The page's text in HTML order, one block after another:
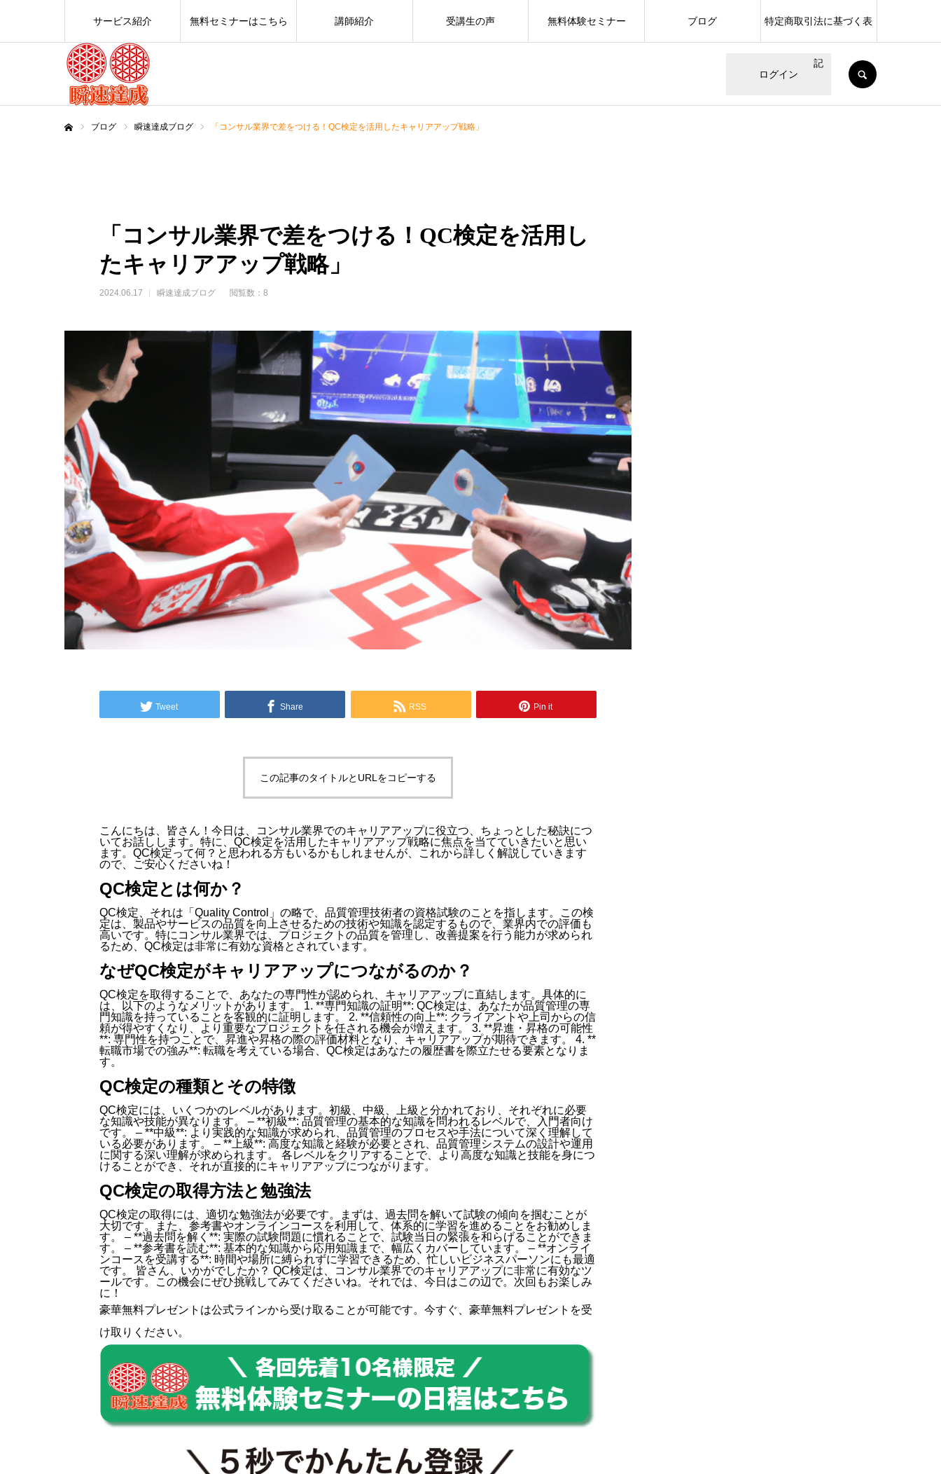
ログイン
サービス紹介 無料セミナーはこちら 講師紹介 受講生の声 無料体験セミナー ブログ 特定商取引法に基づく表
記
ブログ 瞬速達成ブログ 「コンサル業界で差をつける！QC検定を活用したキャリアアップ戦略」
「コンサル業界で差をつける！QC検定を活用し
たキャリアアップ戦略」
2024.06.17 瞬速達成ブログ 閲覧数：8
Tweet Share RSS Pin it
この記事のタイトルとURLをコピーする
こんにちは、皆さん！今日は、コンサル業界でのキャリアアップに役立つ、ちょっとした秘訣につ
いてお話しします。特に、QC検定を活用したキャリアアップ戦略に焦点を当てていきたいと思い
ます。QC検定って何？と思われる方もいるかもしれませんが、これから詳しく解説していきます
ので、ご安心くださいね！
QC検定とは何か？
QC検定、それは「Quality Control」の略で、品質管理技術者の資格試験のことを指します。この検
定は、製品やサービスの品質を向上させるための技術や知識を認定するもので、業界内での評価も
高いです。特にコンサル業界では、プロジェクトの品質を管理し、改善提案を行う能力が求められ
るため、QC検定は非常に有効な資格とされています。
なぜQC検定がキャリアアップにつながるのか？
QC検定を取得することで、あなたの専門性が認められ、キャリアアップに直結します。具体的に
は、以下のようなメリットがあります。 1. **専門知識の証明**: QC検定は、あなたが品質管理の専
門知識を持っていることを客観的に証明します。 2. **信頼性の向上**: クライアントや上司からの信
頼が得やすくなり、より重要なプロジェクトを任される機会が増えます。 3. **昇進・昇格の可能性
**: 専門性を持つことで、昇進や昇格の際の評価材料となり、キャリアアップが期待できます。 4. **
転職市場での強み**: 転職を考えている場合、QC検定はあなたの履歴書を際立たせる要素となりま
す。
QC検定の種類とその特徴
QC検定には、いくつかのレベルがあります。初級、中級、上級と分かれており、それぞれに必要
な知識や技能が異なります。 – **初級**: 品質管理の基本的な知識を問われるレベルで、入門者向け
です。 – **中級**: より実践的な知識が求められ、品質管理のプロセスや手法について深く理解して
いる必要があります。 – **上級**: 高度な知識と経験が必要とされ、品質管理システムの設計や運用
に関する深い理解が求められます。 各レベルをクリアすることで、より高度な知識と技能を身につ
けることができ、それが直接的にキャリアアップにつながります。
QC検定の取得方法と勉強法
QC検定の取得には、適切な勉強法が必要です。まずは、過去問を解いて試験の傾向を掴むことが
大切です。また、参考書やオンラインコースを利用して、体系的に学習を進めることをお勧めしま
す。 – **過去問を解く**: 実際の試験問題に慣れることで、試験当日の緊張を和らげることができま
す。 – **参考書を読む**: 基本的な知識から応用知識まで、幅広くカバーしています。 – **オンライ
ンコースを受講する**: 時間や場所に縛られずに学習できるため、忙しいビジネスパーソンにも最適
です。 皆さん、いかがでしたか？ QC検定は、コンサル業界でのキャリアアップに非常に有効なツ
ールです。この機会にぜひ挑戦してみてくださいね。それでは、今日はこの辺で。次回もお楽しみ
に！
豪華無料プレゼントは公式ラインから受け取ることが可能です。今すぐ、豪華無料プレゼントを受
け取りください。